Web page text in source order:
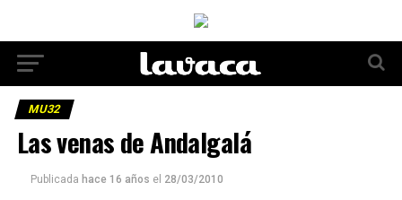
MU32
Las venas de Andalgalá
Publicada hace 16 años el 28/03/2010